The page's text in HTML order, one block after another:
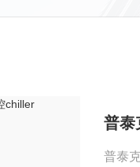
普泰
普泰